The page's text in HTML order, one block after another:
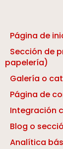
Página de
Sección de
papelería)
Galería o
Página de
Integración
Blog o
Analítica